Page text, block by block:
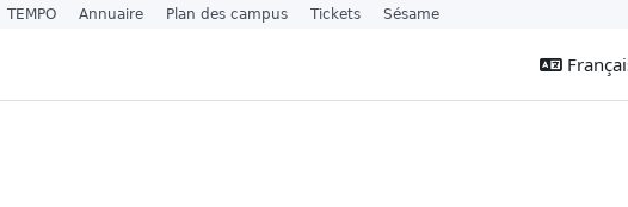
TEMPO Annuaire Plan des campus Tickets Sésame